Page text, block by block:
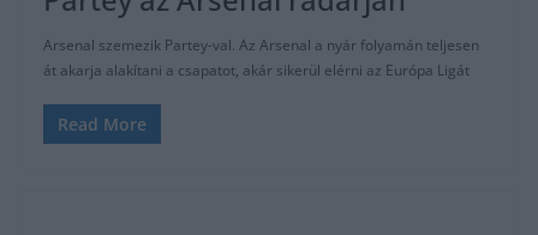
Arsenal szemezik Partey-val. Az Arsenal a nyár folyamán teljesen
át akarja alakítani a csapatot, akár sikerül elérni az Európa Ligát
Read More